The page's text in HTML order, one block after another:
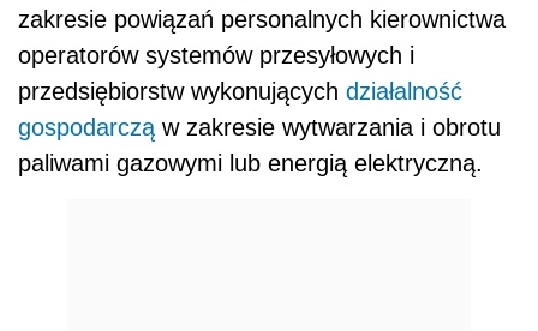
zakresie powiązań personalnych kierownictwa
operatorów systemów przesyłowych i
przedsiębiorstw wykonujących działalność
gospodarczą w zakresie wytwarzania i obrotu
paliwami gazowymi lub energią elektryczną.